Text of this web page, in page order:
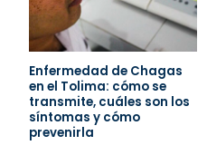
Enfermedad de Chagas
en el Tolima: cómo se
transmite, cuáles son los
síntomas y cómo
prevenirla